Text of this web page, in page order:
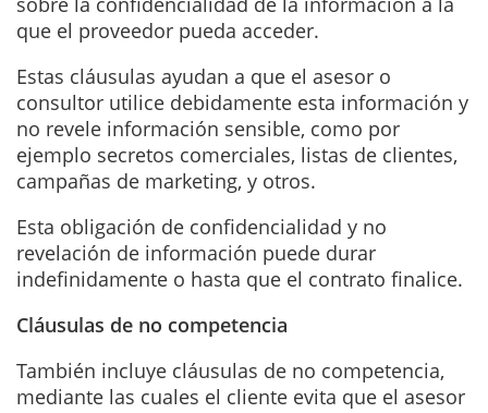
que el proveedor pueda acceder.
Estas cláusulas ayudan a que el asesor o
consultor utilice debidamente esta información y
no revele información sensible, como por
ejemplo secretos comerciales, listas de clientes,
campañas de marketing, y otros.
Esta obligación de confidencialidad y no
revelación de información puede durar
indefinidamente o hasta que el contrato finalice.
Cláusulas de no competencia
También incluye cláusulas de no competencia,
mediante las cuales el cliente evita que el asesor